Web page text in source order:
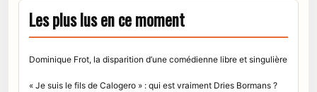
Les plus lus en ce moment
Dominique Frot, la disparition d’une comédienne libre et singulière
« Je suis le fils de Calogero » : qui est vraiment Dries Bormans ?